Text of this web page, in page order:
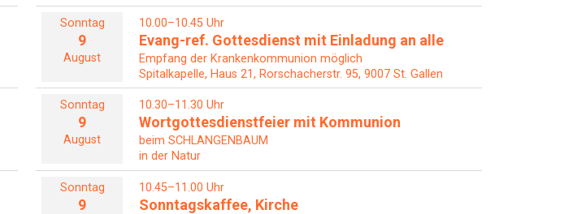
Sonntag
9
August
10.00–10.45 Uhr
Evang-ref. Gottesdienst mit Einladung an alle
Empfang der Krankenkommunion möglich
Spitalkapelle, Haus 21, Rorschacherstr. 95, 9007 St. Gallen
Sonntag
9
August
10.30–11.30 Uhr
Wortgottesdienstfeier mit Kommunion
beim SCHLANGENBAUM
in der Natur
Sonntag
9
10.45–11.00 Uhr
Sonntagskaffee, Kirche